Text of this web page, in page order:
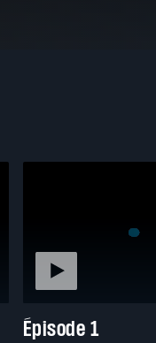
Épisode 1